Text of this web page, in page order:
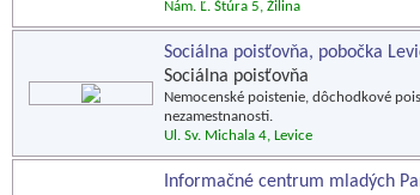
Nám. Ľ. Štúra 5, Žilina
Sociálna poisťovňa, pobočka
Sociálna poisťovňa
Nemocenské poistenie, dôchodkové
nezamestnanosti.
Ul. Sv. Michala 4, Levice
Informačné centrum mladých